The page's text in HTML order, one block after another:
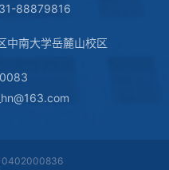
88879816
中南大学岳麓山校区